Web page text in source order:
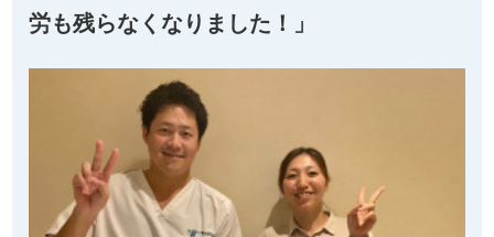
労も残らなくなりました！」